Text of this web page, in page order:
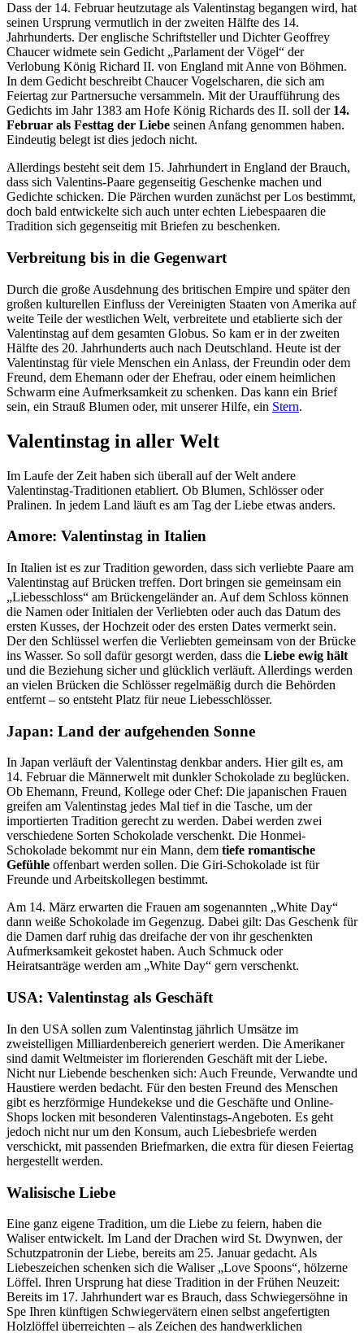
Dass der 14. Februar heutzutage als Valentinstag begangen wird, hat
seinen Ursprung vermutlich in der zweiten Hälfte des 14.
Jahrhunderts. Der englische Schriftsteller und Dichter Geoffrey
Chaucer widmete sein Gedicht „Parlament der Vögel“ der
Verlobung König Richard II. von England mit Anne von Böhmen.
In dem Gedicht beschreibt Chaucer Vogelscharen, die sich am
Feiertag zur Partnersuche versammeln. Mit der Uraufführung des
Gedichts im Jahr 1383 am Hofe König Richards des II. soll der 14.
Februar als Festtag der Liebe seinen Anfang genommen haben.
Eindeutig belegt ist dies jedoch nicht.
Allerdings besteht seit dem 15. Jahrhundert in England der Brauch,
dass sich Valentins-Paare gegenseitig Geschenke machen und
Gedichte schicken. Die Pärchen wurden zunächst per Los bestimmt,
doch bald entwickelte sich auch unter echten Liebespaaren die
Tradition sich gegenseitig mit Briefen zu beschenken.
Verbreitung bis in die Gegenwart
Durch die große Ausdehnung des britischen Empire und später den
großen kulturellen Einfluss der Vereinigten Staaten von Amerika auf
weite Teile der westlichen Welt, verbreitete und etablierte sich der
Valentinstag auf dem gesamten Globus. So kam er in der zweiten
Hälfte des 20. Jahrhunderts auch nach Deutschland. Heute ist der
Valentinstag für viele Menschen ein Anlass, der Freundin oder dem
Freund, dem Ehemann oder der Ehefrau, oder einem heimlichen
Schwarm eine Aufmerksamkeit zu schenken. Das kann ein Brief
sein, ein Strauß Blumen oder, mit unserer Hilfe, ein Stern.
Valentinstag in aller Welt
Im Laufe der Zeit haben sich überall auf der Welt andere
Valentinstag-Traditionen etabliert. Ob Blumen, Schlösser oder
Pralinen. In jedem Land läuft es am Tag der Liebe etwas anders.
Amore: Valentinstag in Italien
In Italien ist es zur Tradition geworden, dass sich verliebte Paare am
Valentinstag auf Brücken treffen. Dort bringen sie gemeinsam ein
„Liebesschloss“ am Brückengeländer an. Auf dem Schloss können
die Namen oder Initialen der Verliebten oder auch das Datum des
ersten Kusses, der Hochzeit oder des ersten Dates vermerkt sein.
Der den Schlüssel werfen die Verliebten gemeinsam von der Brücke
ins Wasser. So soll dafür gesorgt werden, dass die Liebe ewig hält
und die Beziehung sicher und glücklich verläuft. Allerdings werden
an vielen Brücken die Schlösser regelmäßig durch die Behörden
entfernt – so entsteht Platz für neue Liebesschlösser.
Japan: Land der aufgehenden Sonne
In Japan verläuft der Valentinstag denkbar anders. Hier gilt es, am
14. Februar die Männerwelt mit dunkler Schokolade zu beglücken.
Ob Ehemann, Freund, Kollege oder Chef: Die japanischen Frauen
greifen am Valentinstag jedes Mal tief in die Tasche, um der
importierten Tradition gerecht zu werden. Dabei werden zwei
verschiedene Sorten Schokolade verschenkt. Die Honmei-
Schokolade bekommt nur ein Mann, dem tiefe romantische
Gefühle offenbart werden sollen. Die Giri-Schokolade ist für
Freunde und Arbeitskollegen bestimmt.
Am 14. März erwarten die Frauen am sogenannten „White Day“
dann weiße Schokolade im Gegenzug. Dabei gilt: Das Geschenk für
die Damen darf ruhig das dreifache der von ihr geschenkten
Aufmerksamkeit gekostet haben. Auch Schmuck oder
Heiratsanträge werden am „White Day“ gern verschenkt.
USA: Valentinstag als Geschäft
In den USA sollen zum Valentinstag jährlich Umsätze im
zweistelligen Milliardenbereich generiert werden. Die Amerikaner
sind damit Weltmeister im florierenden Geschäft mit der Liebe.
Nicht nur Liebende beschenken sich: Auch Freunde, Verwandte und
Haustiere werden bedacht. Für den besten Freund des Menschen
gibt es herzförmige Hundekekse und die Geschäfte und Online-
Shops locken mit besonderen Valentinstags-Angeboten. Es geht
jedoch nicht nur um den Konsum, auch Liebesbriefe werden
verschickt, mit passenden Briefmarken, die extra für diesen Feiertag
hergestellt werden.
Walisische Liebe
Eine ganz eigene Tradition, um die Liebe zu feiern, haben die
Waliser entwickelt. Im Land der Drachen wird St. Dwynwen, der
Schutzpatronin der Liebe, bereits am 25. Januar gedacht. Als
Liebeszeichen schenken sich die Waliser „Love Spoons“, hölzerne
Löffel. Ihren Ursprung hat diese Tradition in der Frühen Neuzeit:
Bereits im 17. Jahrhundert war es Brauch, dass Schwiegersöhne in
Spe Ihren künftigen Schwiegervätern einen selbst angefertigten
Holzlöffel überreichten – als Zeichen des handwerklichen